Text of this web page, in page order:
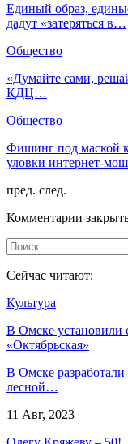
Единый образ,
дадут «затеряться в…
Общество
«Думайте сами,
КДЦ…
Общество
Фишинг под маской
уловки интернет-
пред. след.
Комментарии
Сейчас читают:
Культура
В Омске установили
«Октябрьская»
В Омске
лесной…
11 Авг, 2023